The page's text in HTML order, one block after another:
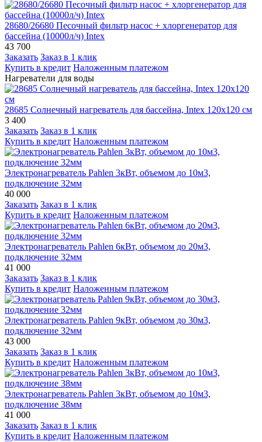
28680/26680 Песочный фильтр насос + хлоргенератор для
бассейна (10000л/ч) Intex
43 700
Заказать Заказ в 1 клик
Купить в кредит Наложенным платежом
Нагреватели для воды
28685 Солнечный нагреватель для бассейна, Intex 120х120 см
3 400
Заказать Заказ в 1 клик
Купить в кредит Наложенным платежом
Электронагреватель Pahlen 3кВт, объемом до 10м3,
подключение 32мм
40 000
Заказать Заказ в 1 клик
Купить в кредит Наложенным платежом
Электронагреватель Pahlen 6кВт, объемом до 20м3,
подключение 32мм
41 000
Заказать Заказ в 1 клик
Купить в кредит Наложенным платежом
Электронагреватель Pahlen 9кВт, объемом до 30м3,
подключение 32мм
43 000
Заказать Заказ в 1 клик
Купить в кредит Наложенным платежом
Электронагреватель Pahlen 3кВт, объемом до 10м3,
подключение 38мм
41 000
Заказать Заказ в 1 клик
Купить в кредит Наложенным платежом